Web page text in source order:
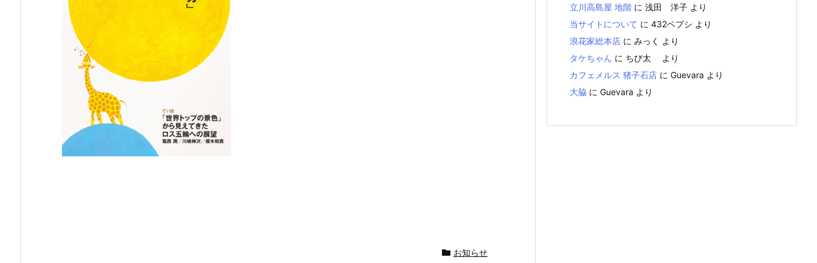
お知らせ
立川高島屋 地階 に 浅田 洋子 より
当サイトについて に 432ペプシ より
浪花家総本店 に みっく
より
タケちゃん に ちび太
より
カフェメルス 猪子石店 に Guevara より
大脇 に Guevara より